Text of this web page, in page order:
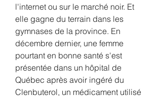
l'internet ou sur le marché noir. Et
elle gagne du terrain dans les
gymnases de la province. En
décembre dernier, une femme
pourtant en bonne santé s'est
présentée dans un hôpital de
Québec après avoir ingéré du
Clenbuterol, un médicament utilisé